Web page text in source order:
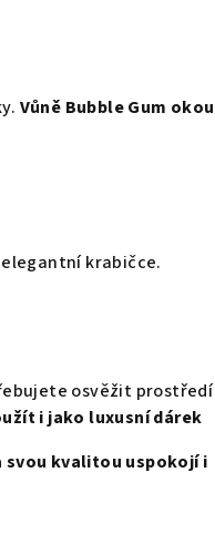
Vůně Bubble Gum
elegantní krabičce.
osvěžit prostředí
i jako luxusní dárek
svou kvalitou uspokojí i